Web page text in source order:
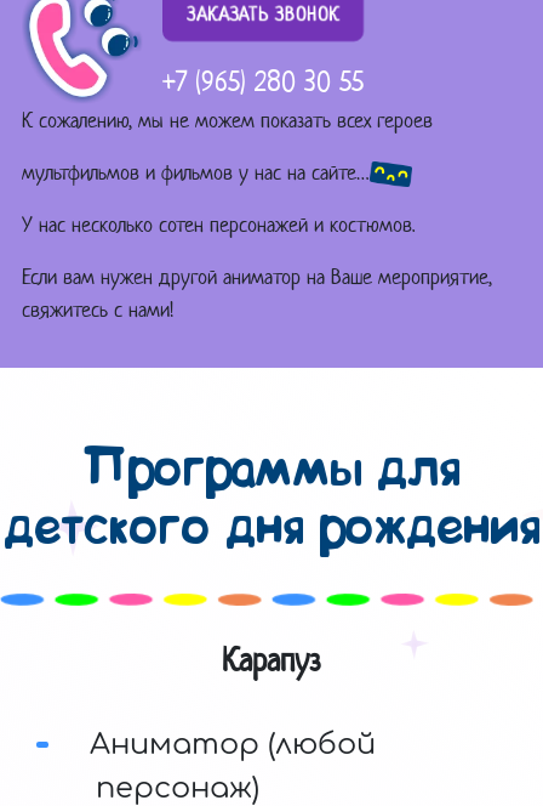
ЗАКАЗАТЬ ЗВОНОК
+7 (965) 280 30 55
К сожалению, мы не можем показать всех героев
мультфильмов и фильмов у нас на сайте…
У нас несколько сотен персонажей и костюмов.
Если вам нужен другой аниматор на Ваше мероприятие,
свяжитесь с нами!
Программы для
детского дня рождения
Карапуз
Аниматор (любой
персонаж)